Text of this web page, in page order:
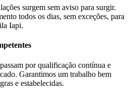
surgem sem aviso para surgir.
todos os dias, sem exceções, para
Iapi.
por qualificação contínua e
Garantimos um trabalho bem
e estabelecidas.